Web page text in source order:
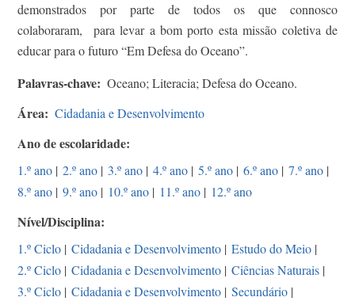
demonstrados por parte de todos os que connosco
colaboraram, para levar a bom porto esta missão coletiva de
educar para o futuro “Em Defesa do Oceano”.​
Palavras-chave Oceano; Literacia; Defesa do Oceano.
Área Cidadania e Desenvolvimento
Ano de escolaridade
1.º ano | 2.º ano | 3.º ano | 4.º ano | 5.º ano | 6.º ano | 7.º ano |
8.º ano | 9.º ano | 10.º ano | 11.º ano | 12.º ano
Nível/Disciplina
1.º Ciclo | Cidadania e Desenvolvimento | Estudo do Meio |
2.º Ciclo | Cidadania e Desenvolvimento | Ciências Naturais |
3.º Ciclo | Cidadania e Desenvolvimento | Secundário |